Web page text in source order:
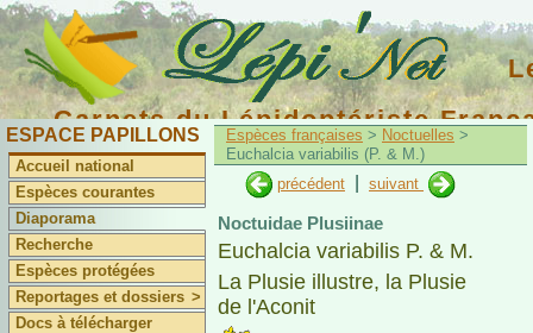
Carnets du Lépidoptériste
ESPACE PAPILLONS
Accueil national
Espèces courantes
Diaporama
Recherche
Espèces protégées
Reportages et dossiers >
Docs à télécharger
Espèces françaises > Noctuelles >
Euchalcia variabilis (P. & M.)
précédent
suivant
Noctuidae Plusiinae
Euchalcia variabilis P. & M.
La Plusie illustre, la Plusie
de l'Aconit